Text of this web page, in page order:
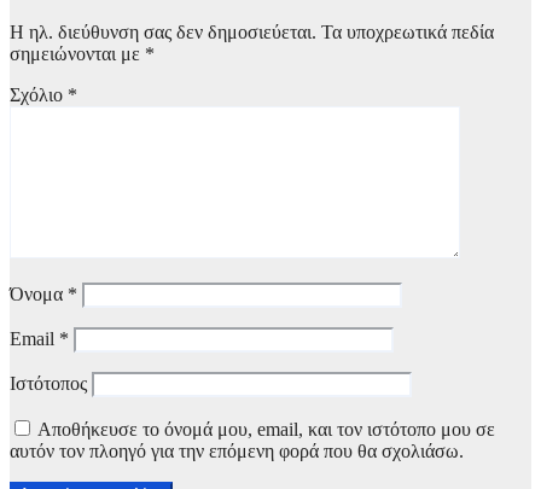
Η ηλ. διεύθυνση σας δεν δημοσιεύεται. Τα υποχρεωτικά πεδία
σημειώνονται με *
Σχόλιο *
Όνομα *
Email *
Ιστότοπος
Αποθήκευσε το όνομά μου, email, και τον ιστότοπο μου σε
αυτόν τον πλοηγό για την επόμενη φορά που θα σχολιάσω.